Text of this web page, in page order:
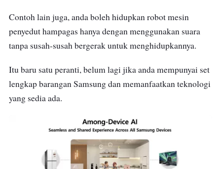
Contoh lain juga, anda boleh hidupkan robot mesin
penyedut hampagas hanya dengan menggunakan suara
tanpa susah-susah bergerak untuk menghidupkannya.
Itu baru satu peranti, belum lagi jika anda mempunyai set
lengkap barangan Samsung dan memanfaatkan teknologi
yang sedia ada.